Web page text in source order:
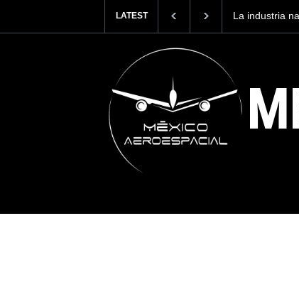
LATEST
naval mexicana construirá 32 BUQUES para la
Entrenar